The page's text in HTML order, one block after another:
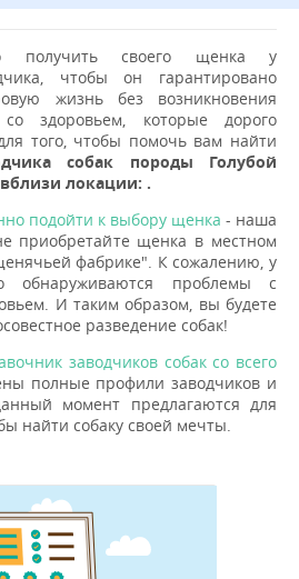
получить своего щенка у
чтобы он гарантировано
жизнь без возникновения
здоровьем, которые дорого
того, чтобы помочь вам найти
собак породы Голубой
локации: .
подойти к выбору щенка - наша
приобретайте щенка в местном
фабрике". К сожалению, у
обнаруживаются проблемы с
И таким образом, вы будете
разведение собак!
заводчиков собак со всего
полные профили заводчиков и
момент предлагаются для
найти собаку своей мечты.